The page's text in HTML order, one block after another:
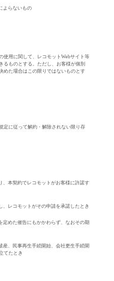
よらないもの
使用に関して、レコモットWebサイト等
るものとする。ただし、お客様が個別
めた場合はこの限りではないものとす
定に従って解約・解除されない限り存
、本契約でレコモットがお客様に許諾す
レコモットがその申請を承諾したとき
定めた催告にもかかわらず、なおその期
産、民事再生手続開始、会社更生手続開
てたとき